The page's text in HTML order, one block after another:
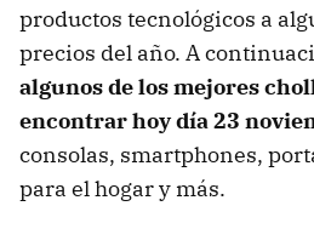
productos tecnológicos a
precios del año. A
algunos de los mejores
encontrar hoy día 23
consolas, smartphones,
para el hogar y más.